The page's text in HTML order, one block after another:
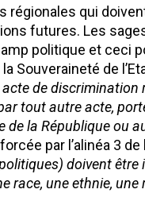
qui
futures. Les
politique et ceci
Souveraineté de
de discrimination
tout autre acte,
de la République ou
par l’alinéa 3 de
doivent être
race, une ethnie, une